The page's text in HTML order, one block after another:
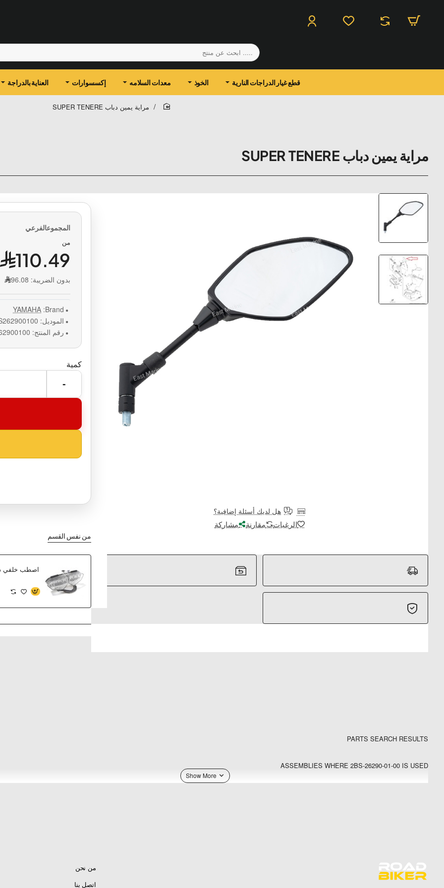
.....
ابحث
عن
منتج
قطع غيار الدراجات النارية الخوذ معدات السلامه إكسسوارات العناية بالدراجة
مراية يمين دباب SUPER TENERE
مراية يمين دباب SUPER TENERE
هل لديك أسئلة إضافية؟
الرغبات مقارنة مشاركة
من
110.49
بدون الضريبة: 96.08
Brand:
YAMAHA
الموديل:
رقم المنتج:
من نفس القسم
PARTS SEARCH RESULTS
ASSEMBLIES WHERE 2BS-26290-01-00 IS USED
من نحن
اتصل بنا